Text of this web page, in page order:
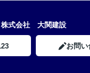
株式会社 大関建設
お問い